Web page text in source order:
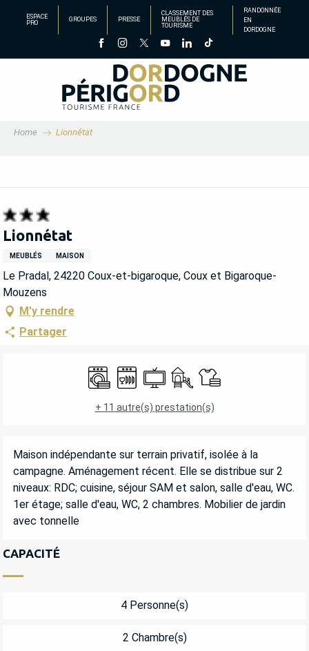
principal
ESPACE
PRO
GROUPES PRESSE
CLASSEMENT DES
MEUBLÉS DE
TOURISME
RANDONNÉE
EN
DORDOGNE
Home Lionnétat
Lionnétat
MEUBLÉS MAISON
Le Pradal, 24220 Coux-et-bigaroque, Coux et Bigaroque-
Mouzens
M'y rendre
Partager
OUVERTURE ET COORDONNÉES
Lave lingeLave vaisselle
TélévisionJeux pour enfants / Espace
Draps et linge
+ 11 autre(s) prestation(s)
DESCRIPTION
Maison indépendante sur terrain privatif, isolée à la
campagne. Aménagement récent. Elle se distribue sur 2
niveaux: RDC; cuisine, séjour SAM et salon, salle d'eau, WC.
1er étage; salle d'eau, WC, 2 chambres. Mobilier de jardin
avec tonnelle
CAPACITÉ
4 Personne(s)
2 Chambre(s)